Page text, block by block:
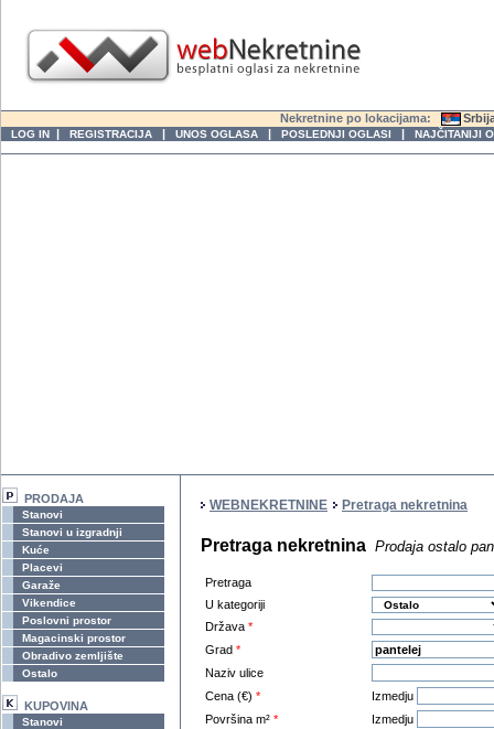
Nekretnine po lokacijama:
LOG IN | REGISTRACIJA | UNOS OGLASA | POSLEDNJI OGLASI | NAJČITANIJI
PRODAJA
Stanovi
Stanovi u izgradnji
Kuće
Placevi
Garaže
Vikendice
Poslovni prostor
Magacinski prostor
Obradivo zemljište
Ostalo
KUPOVINA
Stanovi
WEBNEKRETNINE Pretraga nekretnina
Pretraga nekretnina Prodaja ostalo
Pretraga
U kategoriji
Država *
Grad *
Naziv ulice
Cena (€) *
Izmedju
Površina m² *
Izmedju